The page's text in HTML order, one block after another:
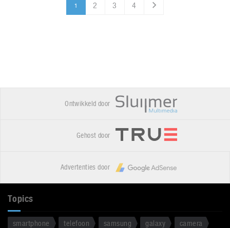
1 2 3 4
Ontwikkeld door
Gehost door
Advertenties door
Topics
smartphone telefoon samsung galaxy
camera